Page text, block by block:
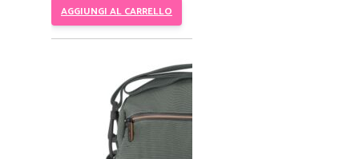
AGGIUNGI AL CARRELLO